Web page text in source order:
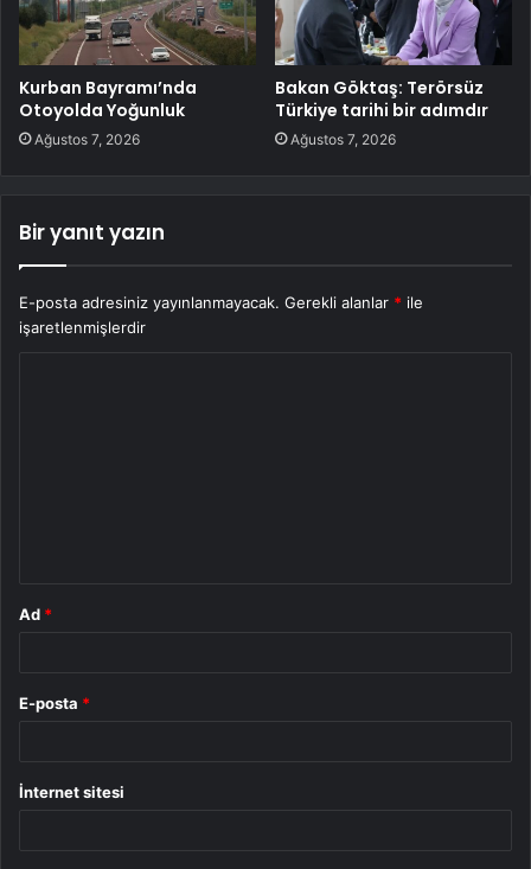
Kurban Bayramı’nda
Otoyolda Yoğunluk
Ağustos 7, 2026
Bakan Göktaş: Terörsüz
Türkiye tarihi bir adımdır
Ağustos 7, 2026
Bir yanıt yazın
E-posta adresiniz yayınlanmayacak. Gerekli alanlar * ile
işaretlenmişlerdir
Ad *
E-posta *
İnternet sitesi